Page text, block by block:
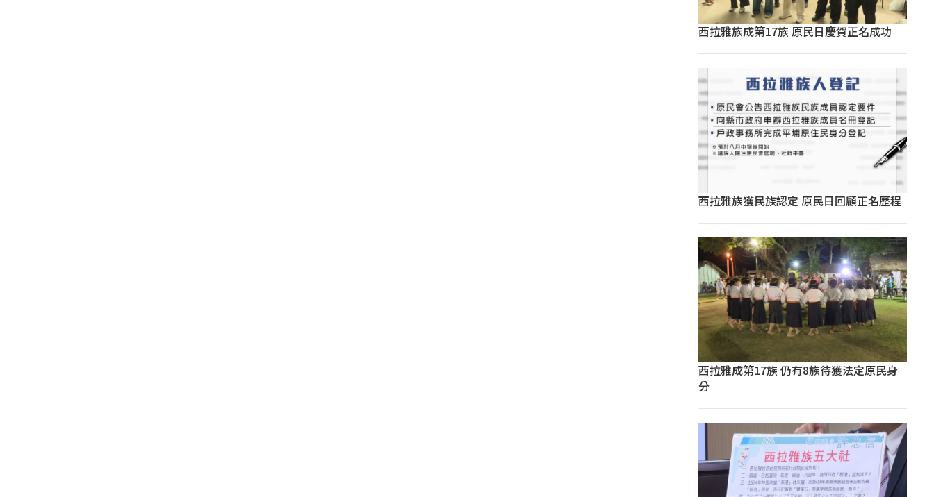
西拉雅族成第17族 原民日慶賀正名成功
西拉雅族獲民族認定 原民日回顧正名歷程
西拉雅成第17族 仍有8族待獲法定原民身
分